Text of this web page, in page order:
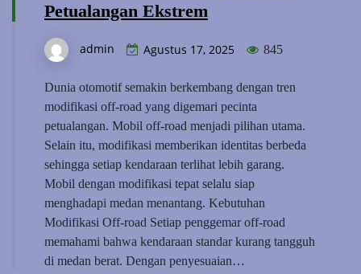
Petualangan Ekstrem
admin Agustus 17, 2025 845
Dunia otomotif semakin berkembang dengan tren
modifikasi off-road yang digemari pecinta
petualangan. Mobil off-road menjadi pilihan utama.
Selain itu, modifikasi memberikan identitas berbeda
sehingga setiap kendaraan terlihat lebih garang.
Mobil dengan modifikasi tepat selalu siap
menghadapi medan menantang. Kebutuhan
Modifikasi Off-road Setiap penggemar off-road
memahami bahwa kendaraan standar kurang tangguh
di medan berat. Dengan penyesuaian…